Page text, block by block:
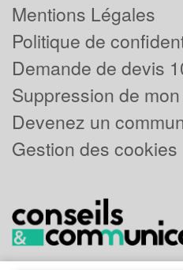
Mentions Légales
Politique de
Demande de devis
Suppression de
Devenez un
Gestion des cookies